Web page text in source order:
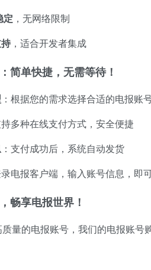
定 ，无网络限制
，适合开发者集成
简单快捷，无需等待！
：根据您的需求选择合适的电报账
多种在线支付方式，安全便捷
：支付成功后，系统自动发货
录电报客户端，输入账号信息，即
畅享电报世界！
量的电报账号，我们的电报账号